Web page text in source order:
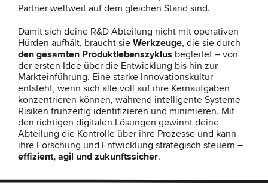
Partner weltweit auf dem gleichen Stand sind.
Damit sich deine R&D Abteilung nicht mit operativen
Hürden aufhält, braucht sie Werkzeuge, die sie durch
den gesamten Produktlebenszyklus begleitet – von
der ersten Idee über die Entwicklung bis hin zur
Markteinführung. Eine starke Innovationskultur
entsteht, wenn sich alle voll auf ihre Kernaufgaben
konzentrieren können, während intelligente Systeme
Risiken frühzeitig identifizieren und minimieren. Mit
den richtigen digitalen Lösungen gewinnt deine
Abteilung die Kontrolle über ihre Prozesse und kann
ihre Forschung und Entwicklung strategisch steuern –
effizient, agil und zukunftssicher.